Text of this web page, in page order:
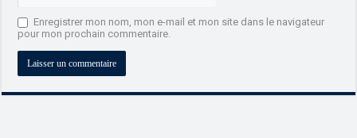
Enregistrer mon nom, mon e-mail et mon site dans le navigateur
pour mon prochain commentaire.